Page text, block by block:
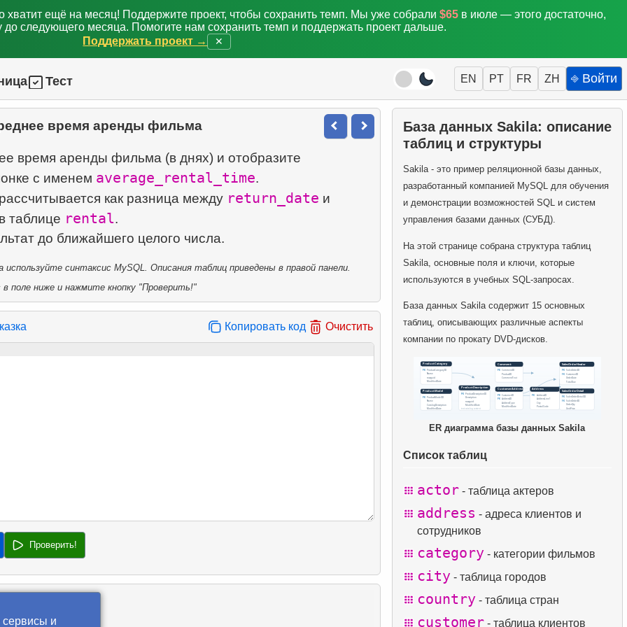
хватит ещё на месяц! Поддержите проект, чтобы сохранить темп. Мы уже собрали $65 в июле — этого достаточно,
до следующего месяца. Помогите нам сохранить темп и поддержать проект дальше.
Поддержать проект →
✕
Тест EN PT FR ZH ⎆ Войти
время аренды фильма
время аренды фильма (в днях) и отобразите
с именем average_rental_time.
как разница между return_date и
в таблице rental.
синтаксис MySQL. Описания таблиц приведены в правой панели.
поле ниже и нажмите кнопку "Проверить!"
Копировать код Очистить
Проверить!
База данных Sakila: описание
таблиц и структуры
Sakila - это пример реляционной базы данных,
разработанный компанией MySQL для обучения
и демонстрации возможностей SQL и систем
управления базами данных (СУБД).
На этой странице собрана структура таблиц
Sakila, основные поля и ключи, которые
используются в учебных SQL-запросах.
База данных Sakila содержит 15 основных
таблиц, описывающих различные аспекты
компании по прокату DVD-дисков.
ER диаграмма базы данных Sakila
Список таблиц
actor - таблица актеров
address - адреса клиентов и
сотрудников
category - категории фильмов
city - таблица городов
country - таблица стран
customer - таблица клиентов
сервисы и